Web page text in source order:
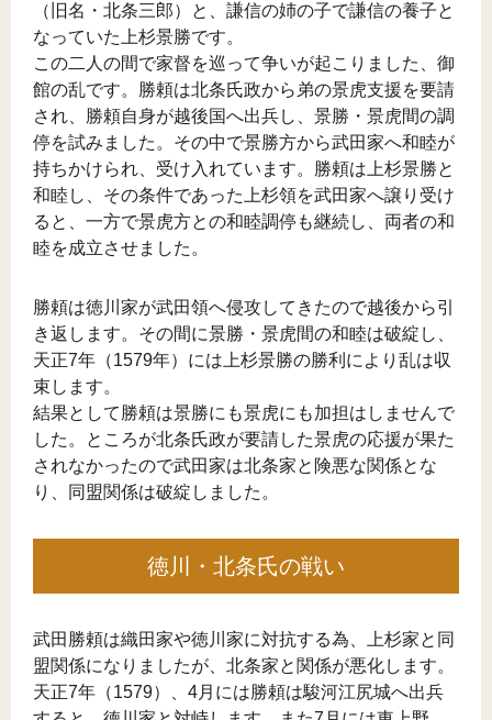
（旧名・北条三郎）と、謙信の姉の子で謙信の養子と
なっていた上杉景勝です。
この二人の間で家督を巡って争いが起こりました、御
館の乱です。勝頼は北条氏政から弟の景虎支援を要請
され、勝頼自身が越後国へ出兵し、景勝・景虎間の調
停を試みました。その中で景勝方から武田家へ和睦が
持ちかけられ、受け入れています。勝頼は上杉景勝と
和睦し、その条件であった上杉領を武田家へ譲り受け
ると、一方で景虎方との和睦調停も継続し、両者の和
睦を成立させました。
勝頼は徳川家が武田領へ侵攻してきたので越後から引
き返します。その間に景勝・景虎間の和睦は破綻し、
天正7年（1579年）には上杉景勝の勝利により乱は収
束します。
結果として勝頼は景勝にも景虎にも加担はしませんで
した。ところが北条氏政が要請した景虎の応援が果た
されなかったので武田家は北条家と険悪な関係とな
り、同盟関係は破綻しました。
徳川・北条氏の戦い
武田勝頼は織田家や徳川家に対抗する為、上杉家と同
盟関係になりましたが、北条家と関係が悪化します。
天正7年（1579）、4月には勝頼は駿河江尻城へ出兵